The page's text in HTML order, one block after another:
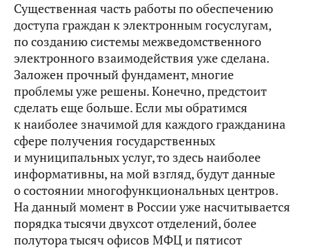
Существенная часть работы по обеспечению
доступа граждан к электронным госуслугам,
по созданию системы межведомственного
электронного взаимодействия уже сделана.
Заложен прочный фундамент, многие
проблемы уже решены. Конечно, предстоит
сделать еще больше. Если мы обратимся
к наиболее значимой для каждого гражданина
сфере получения государственных
и муниципальных услуг, то здесь наиболее
информативны, на мой взгляд, будут данные
о состоянии многофункциональных центров.
На данный момент в России уже насчитывается
порядка тысячи двухсот отделений, более
полутора тысяч офисов МФЦ и пятисот